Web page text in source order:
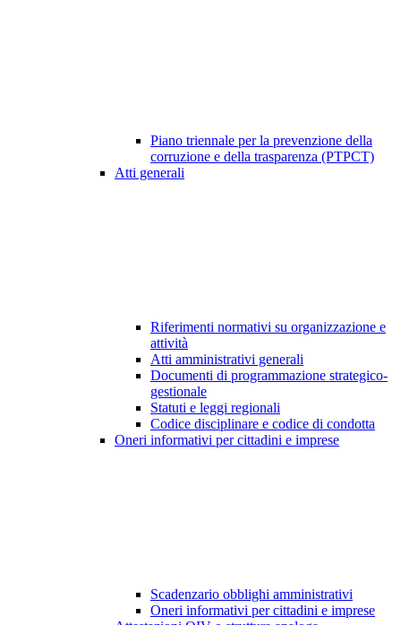
Piano triennale per la prevenzione della
corruzione e della trasparenza (PTPCT)
Atti generali
Riferimenti normativi su organizzazione e
attività
Atti amministrativi generali
Documenti di programmazione strategico-
gestionale
Statuti e leggi regionali
Codice disciplinare e codice di condotta
Oneri informativi per cittadini e imprese
Scadenzario obblighi amministrativi
Oneri informativi per cittadini e imprese